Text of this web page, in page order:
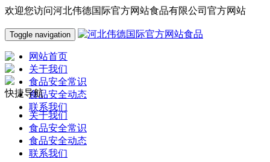
欢迎您访问河北伟德国际官方网站食品有限公司官方网站
Toggle navigation
网站首页
关于我们
食品安全常识
食品安全动态
联系我们
快捷导航
关于我们
食品安全常识
食品安全动态
联系我们